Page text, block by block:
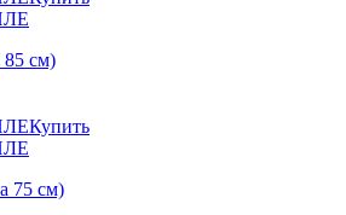
см)
Купить
75 см)